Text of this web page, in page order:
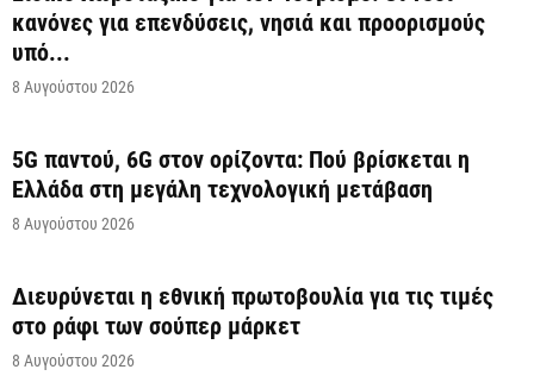
κανόνες για επενδύσεις, νησιά και προορισμούς
υπό...
8 Αυγούστου 2026
5G παντού, 6G στον ορίζοντα: Πού βρίσκεται η
Ελλάδα στη μεγάλη τεχνολογική μετάβαση
8 Αυγούστου 2026
Διευρύνεται η εθνική πρωτοβουλία για τις τιμές
στο ράφι των σούπερ μάρκετ
8 Αυγούστου 2026